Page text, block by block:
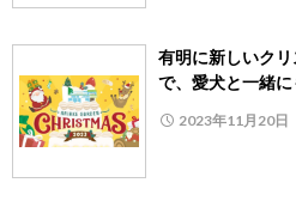
有明に新しいク
で、愛犬と一緒
2023年11月20日